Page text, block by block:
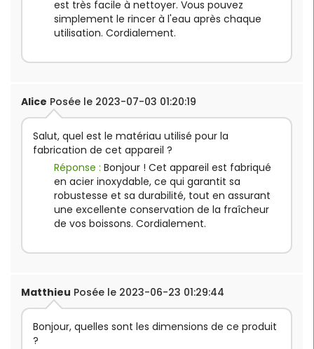
est très facile à nettoyer. Vous pouvez
simplement le rincer à l'eau après chaque
utilisation. Cordialement.
Alice Posée le 2023-07-03 01:20:19
Salut, quel est le matériau utilisé pour la
fabrication de cet appareil ?
Réponse : Bonjour ! Cet appareil est fabriqué
en acier inoxydable, ce qui garantit sa
robustesse et sa durabilité, tout en assurant
une excellente conservation de la fraîcheur
de vos boissons. Cordialement.
Matthieu Posée le 2023-06-23 01:29:44
Bonjour, quelles sont les dimensions de ce produit
?